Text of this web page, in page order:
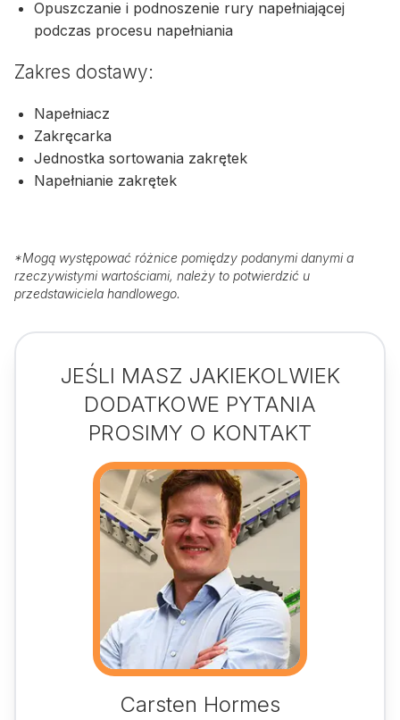
Opuszczanie i podnoszenie rury napełniającej
podczas procesu napełniania
Zakres dostawy:
Napełniacz
Zakręcarka
Jednostka sortowania zakrętek
Napełnianie zakrętek
*Mogą występować różnice pomiędzy podanymi danymi a
rzeczywistymi wartościami, należy to potwierdzić u
przedstawiciela handlowego.
JEŚLI MASZ JAKIEKOLWIEK
DODATKOWE PYTANIA
PROSIMY O KONTAKT
Carsten Hormes